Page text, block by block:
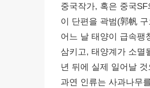
중국작가, 혹은 중국
이 단편을 곽범(郭帆
어느 날 태양이 급속팽
삼키고, 태양계가 소멸
년 뒤에 실제 일어날
과연 인류는 사과나무